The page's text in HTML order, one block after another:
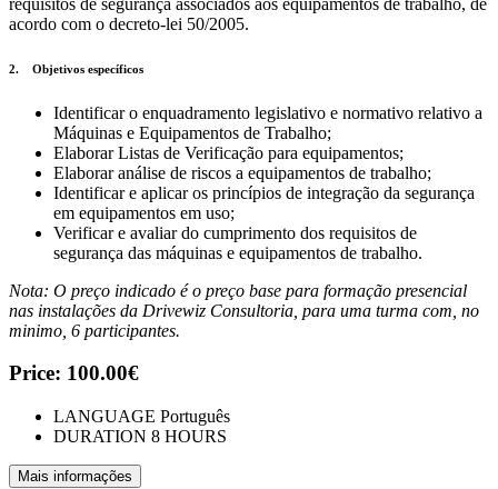
acordo com o decreto-lei 50/2005.
2. Objetivos específicos
Identificar o enquadramento legislativo e normativo relativo a
Máquinas e Equipamentos de Trabalho;
Elaborar Listas de Verificação para equipamentos;
Elaborar análise de riscos a equipamentos de trabalho;
Identificar e aplicar os princípios de integração da segurança
em equipamentos em uso;
Verificar e avaliar do cumprimento dos requisitos de
segurança das máquinas e equipamentos de trabalho.
Nota: O preço indicado é o preço base para formação presencial
nas instalações da Drivewiz Consultoria, para uma turma com, no
minimo, 6 participantes.
Price: 100.00€
LANGUAGE Português
DURATION 8 HOURS
Mais informações